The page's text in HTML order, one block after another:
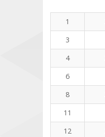
1
3
4
6
8
11
12